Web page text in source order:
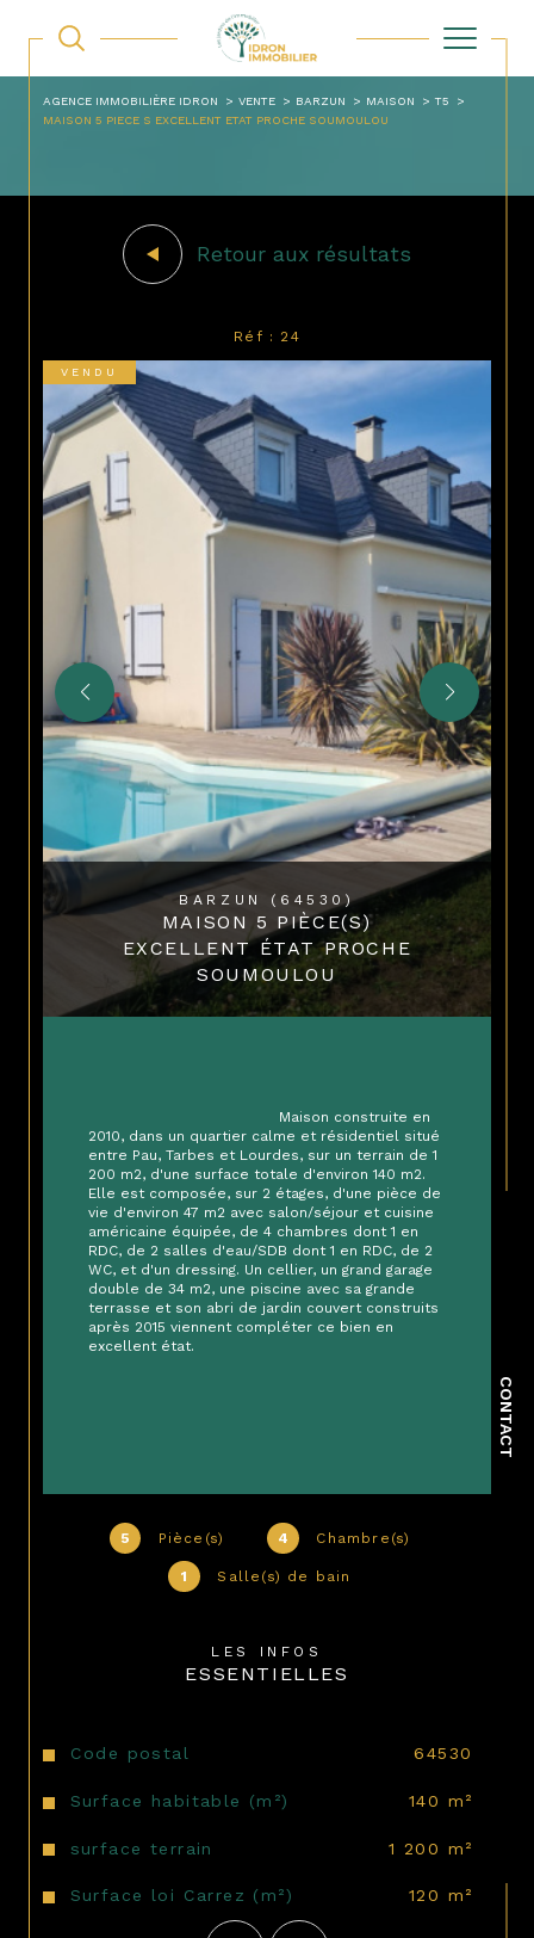
CONTACT
AGENCE IMMOBILIÈRE IDRON VENTE BARZUN MAISON
T5
MAISON 5 PIECE S EXCELLENT ETAT PROCHE SOUMOULOU
Retour aux résultats
Réf : 24
VENDU
BARZUN (64530)
MAISON 5 PIÈCE(S)
EXCELLENT ÉTAT PROCHE
SOUMOULOU
5 Pièce(s) 4 Chambre(s)
1 Salle(s) de bain
LES INFOS
ESSENTIELLES
Caractéristiques Valeurs
Code postal 64530
Surface habitable (m²) 140 m²
surface terrain 1 200 m²
Surface loi Carrez (m²) 120 m²
2010, dans un quartier calme et résidentiel situé
entre Pau, Tarbes et Lourdes, sur un terrain de 1
200 m2, d'une surface totale d'environ 140 m2.
Elle est composée, sur 2 étages, d'une pièce de
vie d'environ 47 m2 avec salon/séjour et cuisine
américaine équipée, de 4 chambres dont 1 en
RDC, de 2 salles d'eau/SDB dont 1 en RDC, de 2
WC, et d'un dressing. Un cellier, un grand garage
double de 34 m2, une piscine avec sa grande
terrasse et son abri de jardin couvert construits
après 2015 viennent compléter ce bien en
excellent état.